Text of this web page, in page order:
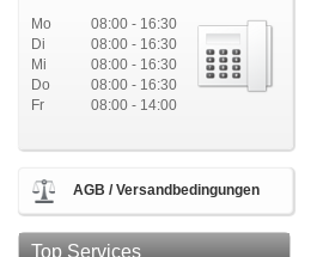
Mo
08:00 - 16:30
Di
08:00 - 16:30
Mi
08:00 - 16:30
Do
08:00 - 16:30
Fr
08:00 - 14:00
AGB / Versandbedingungen
Top Services